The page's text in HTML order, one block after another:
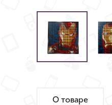
О товаре